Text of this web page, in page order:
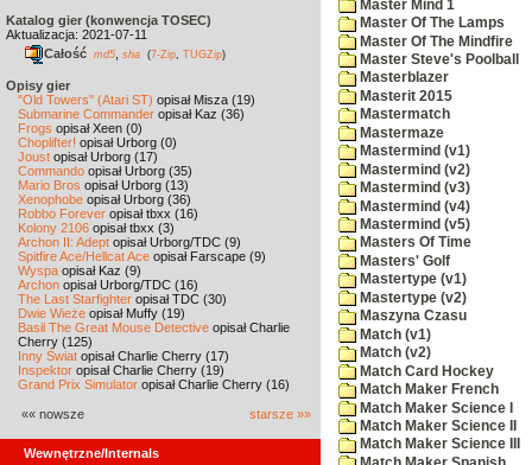
Katalog gier (konwencja TOSEC)
Aktualizacja: 2021-07-11
Całość md5 sha (7-Zip TUGZip)
Opisy gier
"Old Towers" (Atari ST) opisał Misza (19)
Submarine Commander opisał Kaz (36)
Frogs opisał Xeen (0)
Choplifter! opisał Urborg (0)
Joust opisał Urborg (17)
Commando opisał Urborg (35)
Mario Bros opisał Urborg (13)
Xenophobe opisał Urborg (36)
Robbo Forever opisał tbxx (16)
Kolony 2106 opisał tbxx (3)
Archon II: Adept opisał Urborg/TDC (9)
Spitfire Ace/Hellcat Ace opisał Farscape (9)
Wyspa opisał Kaz (9)
Archon opisał Urborg/TDC (16)
The Last Starfighter opisał TDC (30)
Dwie Wieże opisał Muffy (19)
Basil The Great Mouse Detective opisał Charlie
Cherry (125)
Inny Świat opisał Charlie Cherry (17)
Inspektor opisał Charlie Cherry (19)
Grand Prix Simulator opisał Charlie Cherry (16)
«« nowsze starsze »»
Wewnętrzne/Internals
Master Mind 1
Master Of The Lamps
Master Of The Mindfire
Master Steve's Poolball
Masterblazer
Masterit 2015
Mastermatch
Mastermaze
Mastermind (v1)
Mastermind (v2)
Mastermind (v3)
Mastermind (v4)
Mastermind (v5)
Masters Of Time
Masters' Golf
Mastertype (v1)
Mastertype (v2)
Maszyna Czasu
Match (v1)
Match (v2)
Match Card Hockey
Match Maker French
Match Maker Science I
Match Maker Science II
Match Maker Science III